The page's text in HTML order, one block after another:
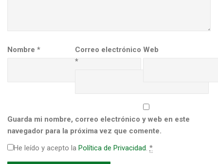
Nombre *
Correo electrónico
*
Web
Guarda mi nombre, correo electrónico y web en este
navegador para la próxima vez que comente.
He leído y acepto la Política de Privacidad. *